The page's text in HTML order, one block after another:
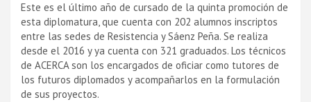
Este es el último año de cursado de la quinta promoción de
esta diplomatura, que cuenta con 202 alumnos inscriptos
entre las sedes de Resistencia y Sáenz Peña. Se realiza
desde el 2016 y ya cuenta con 321 graduados. Los técnicos
de ACERCA son los encargados de oficiar como tutores de
los futuros diplomados y acompañarlos en la formulación
de sus proyectos.